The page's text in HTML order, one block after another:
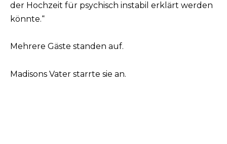
der Hochzeit für psychisch instabil erklärt werden
könnte.“
Mehrere Gäste standen auf.
Madisons Vater starrte sie an.